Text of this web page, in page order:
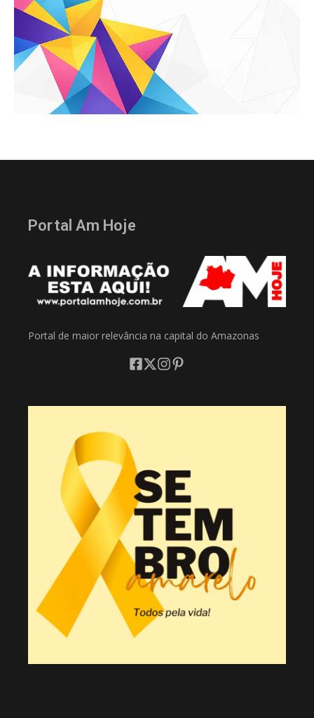
Portal Am Hoje
Portal de maior relevância na capital do Amazonas